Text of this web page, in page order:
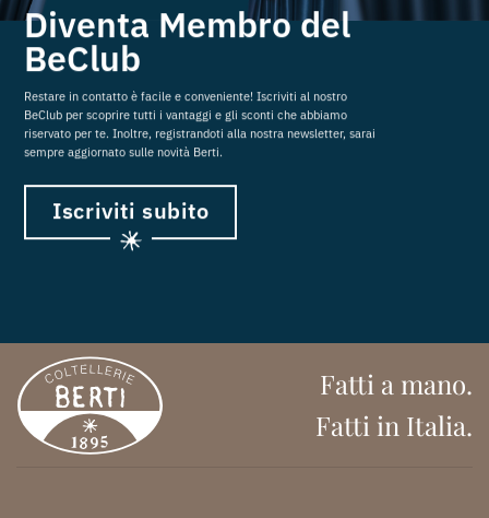
Diventa Membro del
BeClub
Restare in contatto è facile e conveniente! Iscriviti al nostro
BeClub per scoprire tutti i vantaggi e gli sconti che abbiamo
riservato per te. Inoltre, registrandoti alla nostra newsletter, sarai
sempre aggiornato sulle novità Berti.
Iscriviti subito
Fatti a mano.
Fatti in Italia.